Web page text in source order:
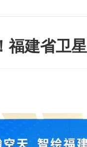
福建省卫